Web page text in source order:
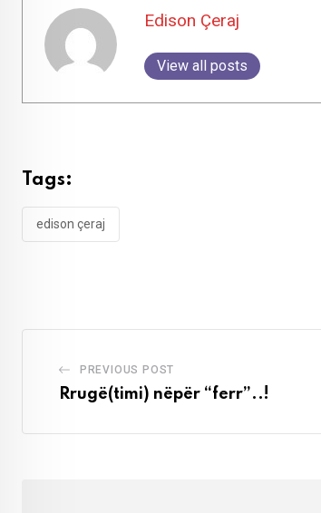
Edison Çeraj
View all posts
Tags:
edison çeraj
PREVIOUS POST
Rrugë(timi) nëpër “ferr”..!